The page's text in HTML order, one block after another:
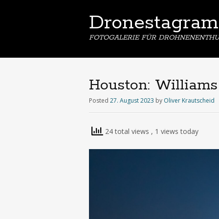
Dronestagram
FOTOGALERIE FÜR
Houston:
Posted 27. August 2023 by Oliver Krautscheid
24 total views , 1 views today